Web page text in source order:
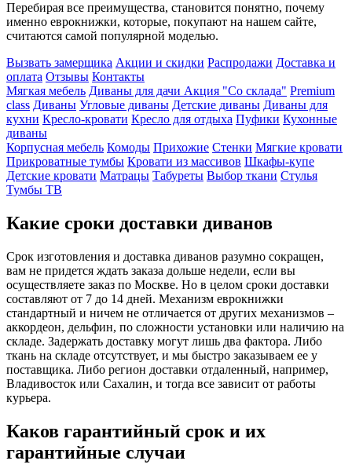
Перебирая все преимущества, становится понятно, почему
именно еврокнижки, которые, покупают на нашем сайте,
считаются самой популярной моделью.
Вызвать замерщика Акции и скидки Распродажи Доставка и
оплата Отзывы Контакты
Мягкая мебель Диваны для дачи Акция "Со склада" Premium
class Диваны Угловые диваны Детские диваны Диваны для
кухни Кресло-кровати Кресло для отдыха Пуфики Кухонные
диваны
Корпусная мебель Комоды Прихожие Стенки Мягкие кровати
Прикроватные тумбы Кровати из массивов Шкафы-купе
Детские кровати Матрацы Табуреты Выбор ткани Стулья
Тумбы ТВ
Какие сроки доставки диванов
Срок изготовления и доставка диванов разумно сокращен,
вам не придется ждать заказа дольше недели, если вы
осуществляете заказ по Москве. Но в целом сроки доставки
составляют от 7 до 14 дней. Механизм еврокнижки
стандартный и ничем не отличается от других механизмов –
аккордеон, дельфин, по сложности установки или наличию на
складе. Задержать доставку могут лишь два фактора. Либо
ткань на складе отсутствует, и мы быстро заказываем ее у
поставщика. Либо регион доставки отдаленный, например,
Владивосток или Сахалин, и тогда все зависит от работы
курьера.
Каков гарантийный срок и их
гарантийные случаи